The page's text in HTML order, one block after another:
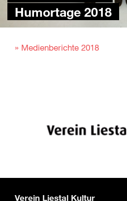
Humortage 2018
» Medienberichte 2018
Verein Liestal Kultur